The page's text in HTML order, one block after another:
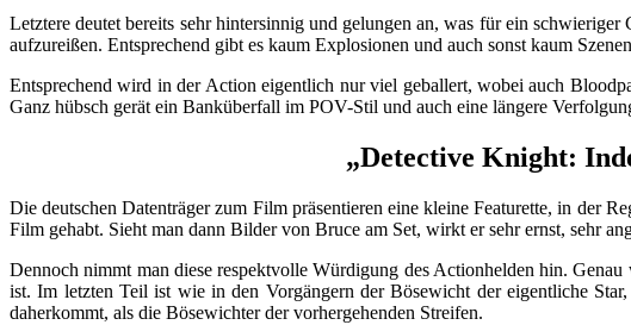
Letztere deutet bereits sehr hintersinnig und gelungen an, was für ein
aufzureißen. Entsprechend gibt es kaum Explosionen und auch sonst kaum
Entsprechend wird in der Action eigentlich nur viel geballert, wobei auch
Ganz hübsch gerät ein Banküberfall im POV-Stil und auch eine längere
„Detective Knight:
Die deutschen Datenträger zum Film präsentieren eine kleine Featurette, in der
Film gehabt. Sieht man dann Bilder von Bruce am Set, wirkt er sehr ernst, sehr
Dennoch nimmt man diese respektvolle Würdigung des Actionhelden hin.
ist. Im letzten Teil ist wie in den Vorgängern der Bösewicht der eigentliche
daherkommt, als die Bösewichter der vorhergehenden Streifen.